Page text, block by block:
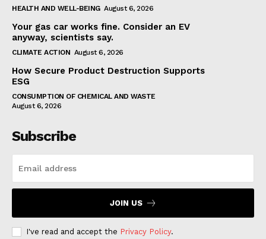
HEALTH AND WELL-BEING August 6, 2026
Your gas car works fine. Consider an EV
anyway, scientists say.
CLIMATE ACTION August 6, 2026
How Secure Product Destruction Supports
ESG
CONSUMPTION OF CHEMICAL AND WASTE
August 6, 2026
Subscribe
JOIN US
I've read and accept the Privacy Policy.